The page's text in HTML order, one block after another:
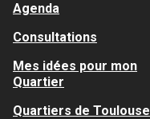
Agenda
Consultations
Mes idées pour mon
Quartier
Quartiers de Toulouse